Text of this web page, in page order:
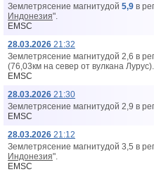
Землетрясение магнитудой 5,9 в
Индонезия".
EMSC
28.03.2026 21:32
Землетрясение магнитудой 2,6 в
(76,03км на север от вyлкана Лурус).
EMSC
28.03.2026 21:30
Землетрясение магнитудой 2,9 в
EMSC
28.03.2026 21:12
Землетрясение магнитудой 3,5 в
Индонезия".
EMSC